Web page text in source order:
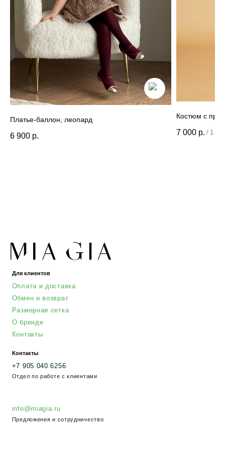
Платье-баллон, леопард
6 900 р.
Костюм с
7 000 р. / 1 шт
© 2022 - 2026 MiaGia – бренд одежды для детей
Данные и конфиденциальность|Договор оферты |Карта сайта